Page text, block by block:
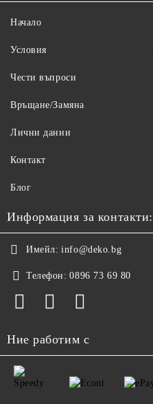
Начало
Условия
Чести въпроси
Връщане/Замяна
Лични данни
Контакт
Блог
Информация за контакти:
Имейл: info@deko.bg
Телефон: 0896 73 69 80
Ние работим с